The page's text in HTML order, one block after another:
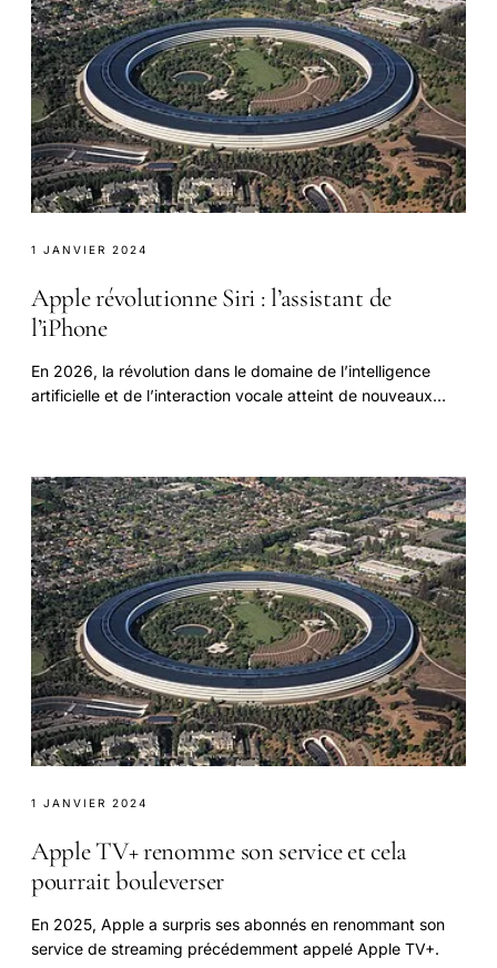
1 JANVIER 2024
Apple révolutionne Siri : l’assistant de
l’iPhone
En 2026, la révolution dans le domaine de l’intelligence
artificielle et de l’interaction vocale atteint de nouveaux
1 JANVIER 2024
Apple TV+ renomme son service et cela
pourrait bouleverser
En 2025, Apple a surpris ses abonnés en renommant son
service de streaming précédemment appelé Apple TV+.